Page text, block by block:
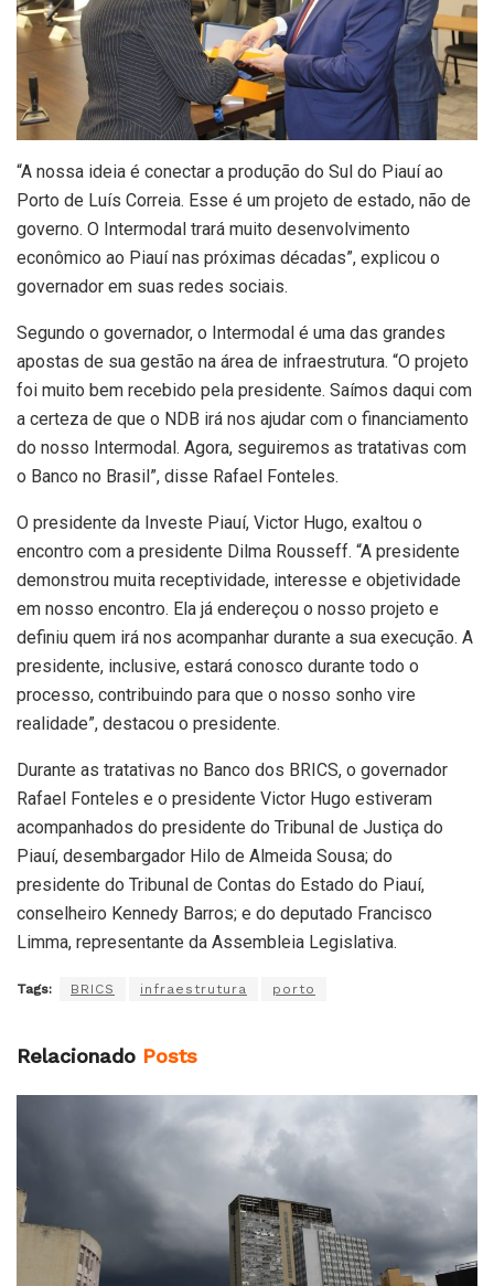
“A nossa ideia é conectar a produção do Sul do Piauí ao
Porto de Luís Correia. Esse é um projeto de estado, não de
governo. O Intermodal trará muito desenvolvimento
econômico ao Piauí nas próximas décadas”, explicou o
governador em suas redes sociais.
Segundo o governador, o Intermodal é uma das grandes
apostas de sua gestão na área de infraestrutura. “O projeto
foi muito bem recebido pela presidente. Saímos daqui com
a certeza de que o NDB irá nos ajudar com o financiamento
do nosso Intermodal. Agora, seguiremos as tratativas com
o Banco no Brasil”, disse Rafael Fonteles.
O presidente da Investe Piauí, Victor Hugo, exaltou o
encontro com a presidente Dilma Rousseff. “A presidente
demonstrou muita receptividade, interesse e objetividade
em nosso encontro. Ela já endereçou o nosso projeto e
definiu quem irá nos acompanhar durante a sua execução. A
presidente, inclusive, estará conosco durante todo o
processo, contribuindo para que o nosso sonho vire
realidade”, destacou o presidente.
Durante as tratativas no Banco dos BRICS, o governador
Rafael Fonteles e o presidente Victor Hugo estiveram
acompanhados do presidente do Tribunal de Justiça do
Piauí, desembargador Hilo de Almeida Sousa; do
presidente do Tribunal de Contas do Estado do Piauí,
conselheiro Kennedy Barros; e do deputado Francisco
Limma, representante da Assembleia Legislativa.
Tags: BRICS infraestrutura porto
Relacionado Posts